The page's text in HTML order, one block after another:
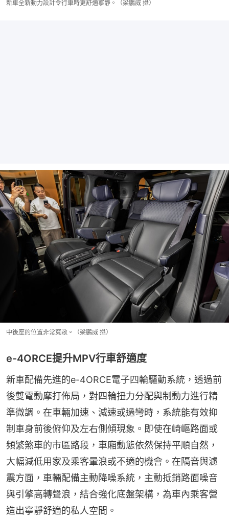
新車全新動力設計令行車時更舒適寧靜。（梁鵬威 攝）
中後座的位置非常寬敞。（梁鵬威 攝）
e-4ORCE提升MPV行車舒適度
新車配備先進的e-4ORCE電子四輪驅動系統，透過前
後雙電動摩打佈局，對四輪扭力分配與制動力進行精
準微調。在車輛加速、減速或過彎時，系統能有效抑
制車身前後俯仰及左右側傾現象。即使在崎嶇路面或
頻繁煞車的市區路段，車廂動態依然保持平順自然，
大幅減低用家及乘客暈浪或不適的機會。在隔音與濾
震方面，車輛配備主動降噪系統，主動抵銷路面噪音
與引擎高轉聲浪，結合強化底盤架構，為車內乘客營
造出寧靜舒適的私人空間。